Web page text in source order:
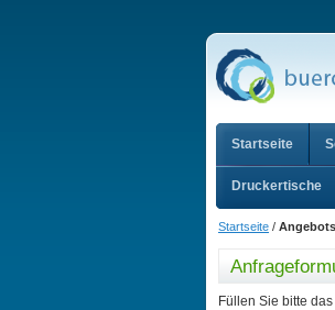
Startseite
Druckertische
Startseite /
Füllen Sie bitte